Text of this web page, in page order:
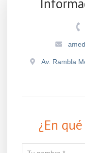
Av. Rambla
¿En